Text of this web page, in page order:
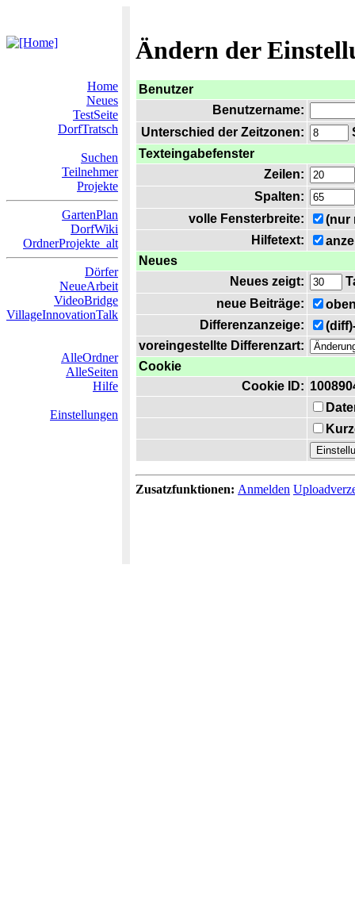
Ändern der
Home
Neues
TestSeite
DorfTratsch
Suchen
Teilnehmer
Projekte
GartenPlan
DorfWiki
OrdnerProjekte_alt
Dörfer
NeueArbeit
VideoBridge
VillageInnovationTalk
AlleOrdner
AlleSeiten
Hilfe
Einstellungen
Benutzer
Benutzername:
Unterschied der Zeitzonen:
Texteingabefenster
Zeilen:
Spalten:
volle Fensterbreite:
(nur
Hilfetext:
Neues
Neues zeigt:
neue Beiträge:
Differenzanzeige:
voreingestellte Differenzart:
Cookie
Cookie ID:
Zusatzfunktionen: Anmelden